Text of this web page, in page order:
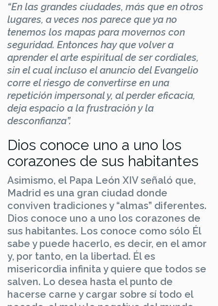
“En las grandes ciudades, más que en otros
lugares, a veces nos parece que ya no
tenemos los mapas para movernos con
seguridad. Entonces hay que volver a
aprender el arte espiritual de ser cordiales,
sin el cual incluso el anuncio del Evangelio
corre el riesgo de convertirse en una
repetición impersonal y, al perder eficacia,
deja espacio a la frustración y la
desconfianza”.
Dios conoce uno a uno los
corazones de sus habitantes
Asimismo, el Papa León XIV señaló que,
Madrid es una gran ciudad donde
conviven tradiciones y “almas” diferentes.
Dios conoce uno a uno los corazones de
sus habitantes. Los conoce como sólo Él
sabe y puede hacerlo, es decir, en el amor
y, por tanto, en la libertad. Él es
misericordia infinita y quiere que todos se
salven. Lo desea hasta el punto de
hacerse carne y cargar sobre sí todo el